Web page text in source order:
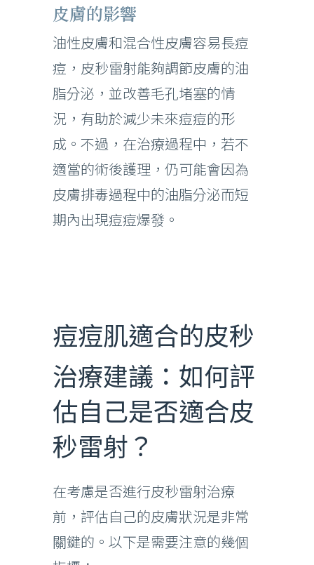
皮膚的影響
油性皮膚和混合性皮膚容易長痘
痘，皮秒雷射能夠調節皮膚的油
脂分泌，並改善毛孔堵塞的情
況，有助於減少未來痘痘的形
成。不過，在治療過程中，若不
適當的術後護理，仍可能會因為
皮膚排毒過程中的油脂分泌而短
期內出現痘痘爆發。
痘痘肌適合的皮秒
治療建議：如何評
估自己是否適合皮
秒雷射？
在考慮是否進行皮秒雷射治療
前，評估自己的皮膚狀況是非常
關鍵的。以下是需要注意的幾個